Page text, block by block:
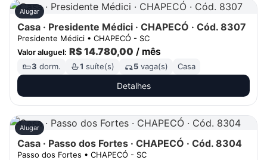
Alugar
Casa · Presidente Médici · CHAPECÓ · Cód. 8307
Presidente Médici • CHAPECÓ - SC
Valor aluguel: R$ 14.780,00 / mês
3 dorm. 1 suíte(s) 5 vaga(s) Casa
Detalhes
Alugar
Casa · Passo dos Fortes · CHAPECÓ · Cód. 8304
Passo dos Fortes • CHAPECÓ - SC